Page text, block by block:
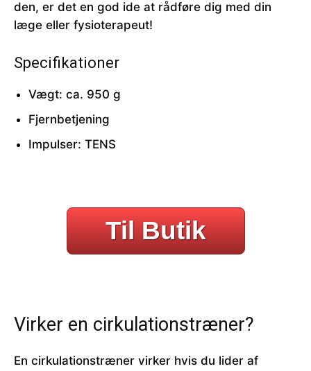
den, er det en god ide at rådføre dig med din
læge eller fysioterapeut!
Specifikationer
Vægt: ca. 950 g
Fjernbetjening
Impulser: TENS
Til Butik
Virker en cirkulationstræner?
En cirkulationstræner virker hvis du lider af